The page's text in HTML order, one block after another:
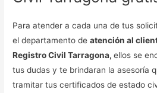
Para atender a cada una de tus
el departamento deatención al
Registro Civil Tarragona,ellos se
tus dudas y te brindaran la asesoría
tramitar tus certificados de estado